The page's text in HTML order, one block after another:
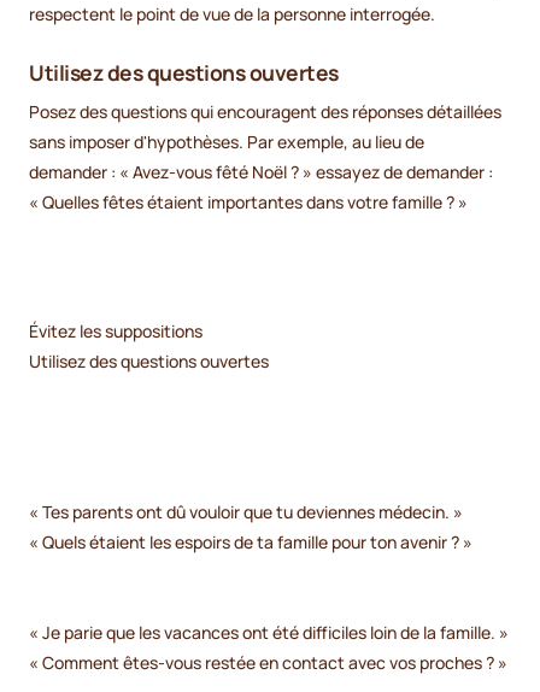
respectent le point de vue de la personne interrogée.
Utilisez des questions ouvertes
Posez des questions qui encouragent des réponses détaillées
sans imposer d'hypothèses. Par exemple, au lieu de
demander : « Avez-vous fêté Noël ? » essayez de demander :
« Quelles fêtes étaient importantes dans votre famille ? »
Évitez les suppositions
Utilisez des questions ouvertes
« Tes parents ont dû vouloir que tu deviennes médecin. »
« Quels étaient les espoirs de ta famille pour ton avenir ? »
« Je parie que les vacances ont été difficiles loin de la famille. »
« Comment êtes-vous restée en contact avec vos proches ? »